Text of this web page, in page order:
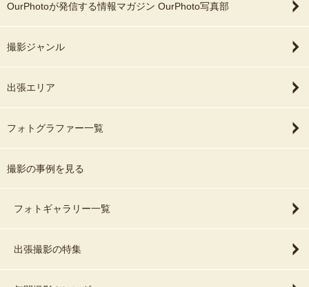
OurPhotoが発信する情報マガジン OurPhoto写真部
撮影ジャンル
出張エリア
フォトグラファー一覧
撮影の事例を見る
フォトギャラリー一覧
出張撮影の特集